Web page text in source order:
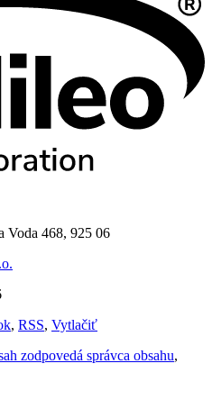
Voda 468, 925 06
, RSS, Vytlačiť
zodpovedá správca obsahu,